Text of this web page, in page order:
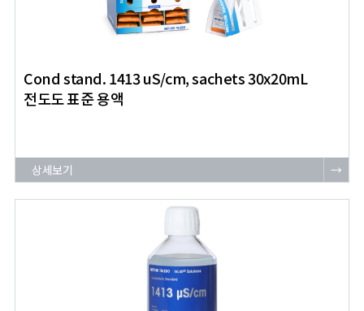
Cond stand. 1413 uS/cm, sachets 30x20mL
전도도 표준 용액
상세보기 →